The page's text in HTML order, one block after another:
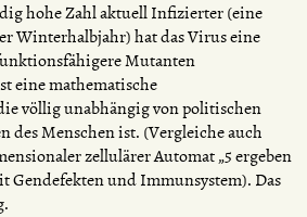
hohe Zahl aktuell Infizierter (eine
Winterhalbjahr) hat das Virus eine
Mutanten
eine mathematische
völlig unabhängig von politischen
des Menschen ist. (Vergleiche auch
zellulärer Automat „5 ergeben
Gendefekten und Immunsystem). Das